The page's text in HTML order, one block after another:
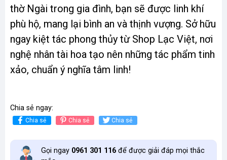
thờ Ngài trong gia đình, bạn sẽ được linh khí
phù hộ, mang lại bình an và thịnh vượng. Sở hữu
ngay kiệt tác phong thủy từ Shop Lạc Việt, nơi
nghệ nhân tài hoa tạo nên những tác phẩm tinh
xảo, chuẩn ý nghĩa tâm linh!
Chia sẻ ngay:
Chia sẻ Chia sẻ Chia sẻ
Gọi ngay 0961 301 116 để được giải đáp mọi thắc